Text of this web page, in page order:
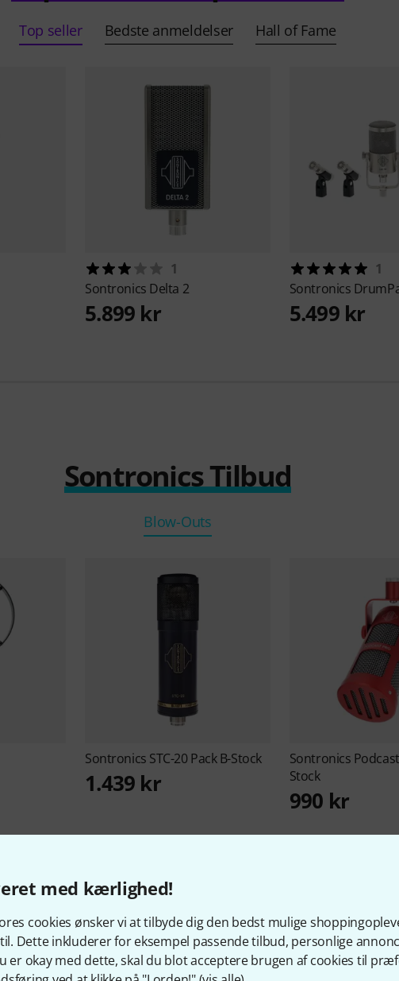
med kærlighed!
cookies ønsker vi at tilbyde dig den bedst mulige
Dette inkluderer for eksempel passende tilbud, personlige
er okay med dette, skal du blot acceptere brugen af cookies til
Top seller Bedste anmeldelser Hall of Fame
1
Sontronics Delta 2
5.899 kr
1
Sontronics
5.499 kr
Sontronics Tilbud
Blow-Outs
Sontronics STC-20 Pack B-Stock
1.439 kr
Sontronics
Stock
990 kr
at vide om Sontronics